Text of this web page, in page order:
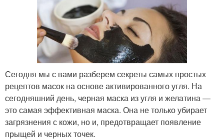
Сегодня мы с вами разберем секреты самых простых
рецептов масок на основе активированного угля. На
сегодняшний день, черная маска из угля и желатина —
это самая эффективная маска. Она не только убирает
загрязнения с кожи, но и, предотвращает появление
прыщей и черных точек.